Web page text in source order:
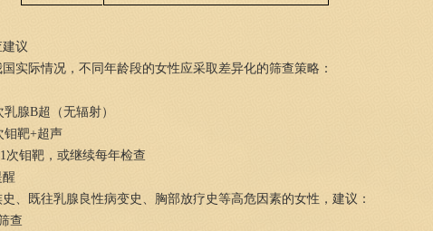
议
实际情况，不同年龄段的女性应采取差异化的筛查策略：
腺B超（无辐射）
钼靶+超声
次钼靶，或继续每年检查
、既往乳腺良性病变史、胸部放疗史等高危因素的女性，建议：
查